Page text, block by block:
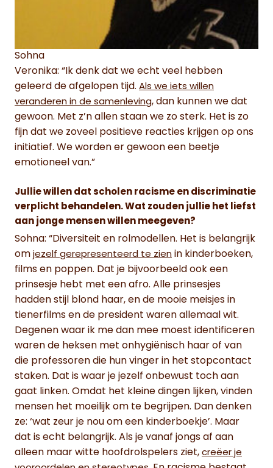
Sohna
Veronika: “Ik denk dat we echt veel hebben
geleerd de afgelopen tijd. Als we iets willen
veranderen in de samenleving, dan kunnen we dat
gewoon. Met z’n allen staan we zo sterk. Het is zo
fijn dat we zoveel positieve reacties krijgen op ons
initiatief. We worden er gewoon een beetje
emotioneel van.”
Jullie willen dat scholen racisme en discriminatie
verplicht behandelen. Wat zouden jullie het liefst
aan jonge mensen willen meegeven?
Sohna: “Diversiteit en rolmodellen. Het is belangrijk
om jezelf gerepresenteerd te zien in kinderboeken,
films en poppen. Dat je bijvoorbeeld ook een
prinsesje hebt met een afro. Alle prinsesjes
hadden stijl blond haar, en de mooie meisjes in
tienerfilms en de president waren allemaal wit.
Degenen waar ik me dan mee moest identificeren
waren de heksen met onhygiënisch haar of van
die professoren die hun vinger in het stopcontact
staken. Dat is waar je jezelf onbewust toch aan
gaat linken. Omdat het kleine dingen lijken, vinden
mensen het moeilijk om te begrijpen. Dan denken
ze: ‘wat zeur je nou om een kinderboekje’. Maar
dat is echt belangrijk. Als je vanaf jongs af aan
alleen maar witte hoofdrolspelers ziet, creëer je